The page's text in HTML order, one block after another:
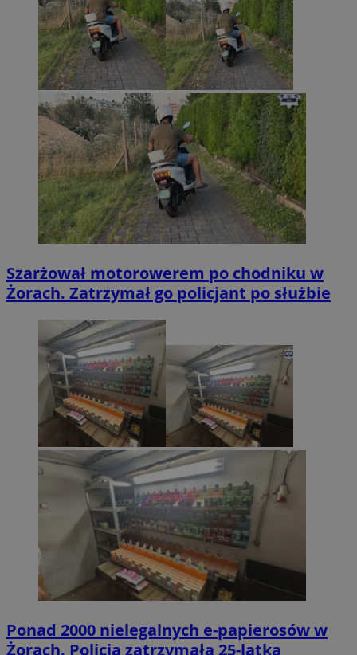
Szarżował motorowerem po chodniku w
Żorach. Zatrzymał go policjant po służbie
Ponad 2000 nielegalnych e-papierosów w
Żorach. Policja zatrzymała 25-latka